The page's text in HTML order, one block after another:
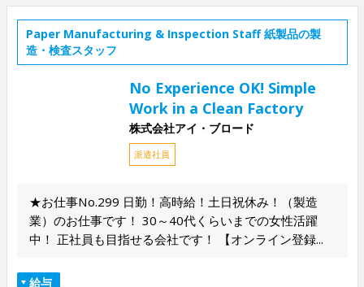
Paper Manufacturing & Inspection Staff 紙製品の製
造・検査スタッフ
No Experience OK! Simple
Work in a Clean Factory
株式会社アイ・ブロード
派遣社員
★お仕事No.299 日勤！高時給！土日祝休み！（製造
業）のお仕事です！ 30～40代くらいまでの女性活躍
中！ 正社員も目指せる会社です！ 【オンライン登録...
給与